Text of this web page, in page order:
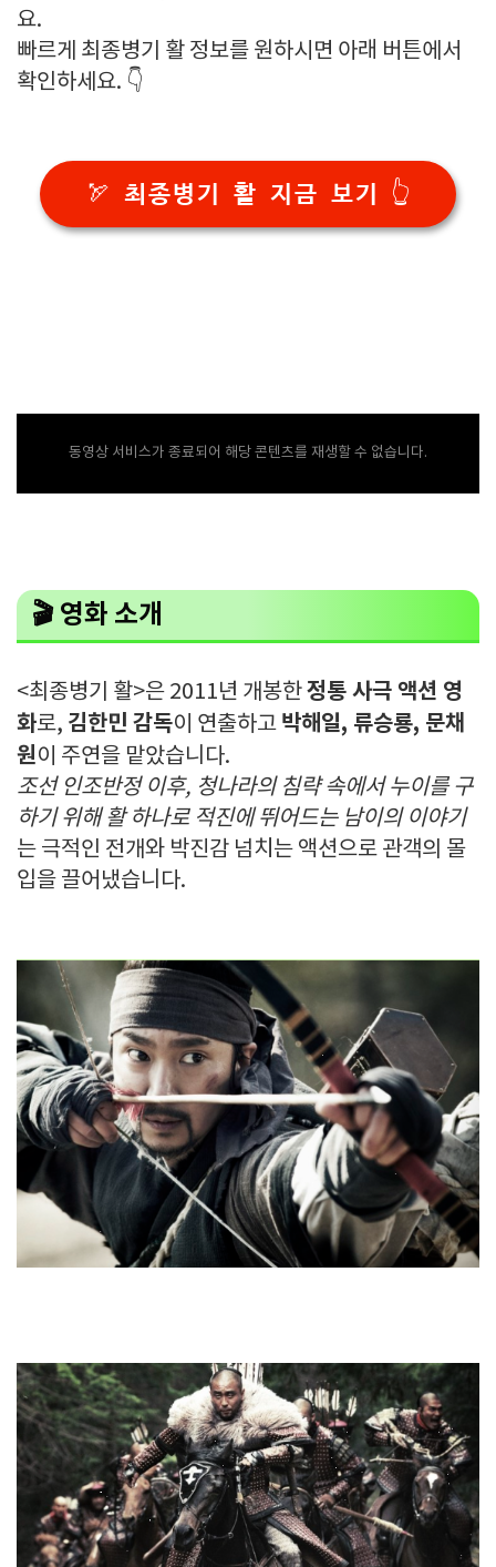
요.
빠르게 최종병기 활 정보를 원하시면 아래 버튼에서
확인하세요. 👇
🏹 최종병기 활 지금 보기 👆
동영상 서비스가 종료되어 해당 콘텐츠를 재생할 수 없습니다.
🎬 영화 소개
<최종병기 활>은 2011년 개봉한정통 사극 액션 영
화로, 김한민 감독이 연출하고 박해일, 류승룡, 문채
원이 주연을 맡았습니다.
조선 인조반정 이후, 청나라의 침략 속에서 누이를 구
하기 위해 활 하나로 적진에 뛰어드는 남이의 이야기
는 극적인 전개와 박진감 넘치는 액션으로 관객의 몰
입을 끌어냈습니다.